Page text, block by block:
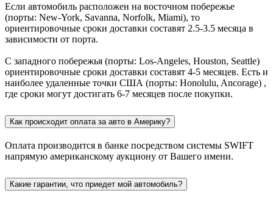
Если автомобиль расположен на восточном побережье
(порты: New-York, Savanna, Norfolk, Miami), то
ориентировочные сроки доставки составят 2.5-3.5 месяца в
зависимости от порта.
С западного побережья (порты: Los-Angeles, Houston, Seattle)
ориентировочные сроки доставки составят 4-5 месяцев. Есть и
наиболее удаленные точки США (порты: Honolulu, Ancorage) ,
где сроки могут достигать 6-7 месяцев после покупки.
Как происходит оплата за авто в Америку?
Оплата производится в банке посредством системы SWIFT
напрямую американскому аукциону от Вашего имени.
Какие гарантии, что приедет мой автомобиль?